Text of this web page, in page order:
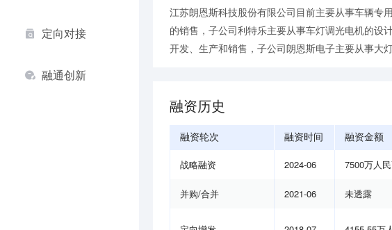
定向对接
融通创新
江苏朗恩斯科技股份有限公司目前主要从事车辆专
的销售，子公司利特乐主要从事车灯调光电机的设
开发、生产和销售，子公司朗恩斯电子主要从事大
融资历史
融资轮次 融资时间 融资金额
战略融资 2024-06 7500万人
并购/合并 2021-06 未透露